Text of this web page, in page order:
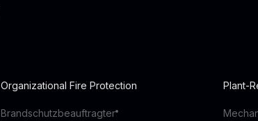
Organizational Fire Protection
Brandschutzbeauftragter
Plant-